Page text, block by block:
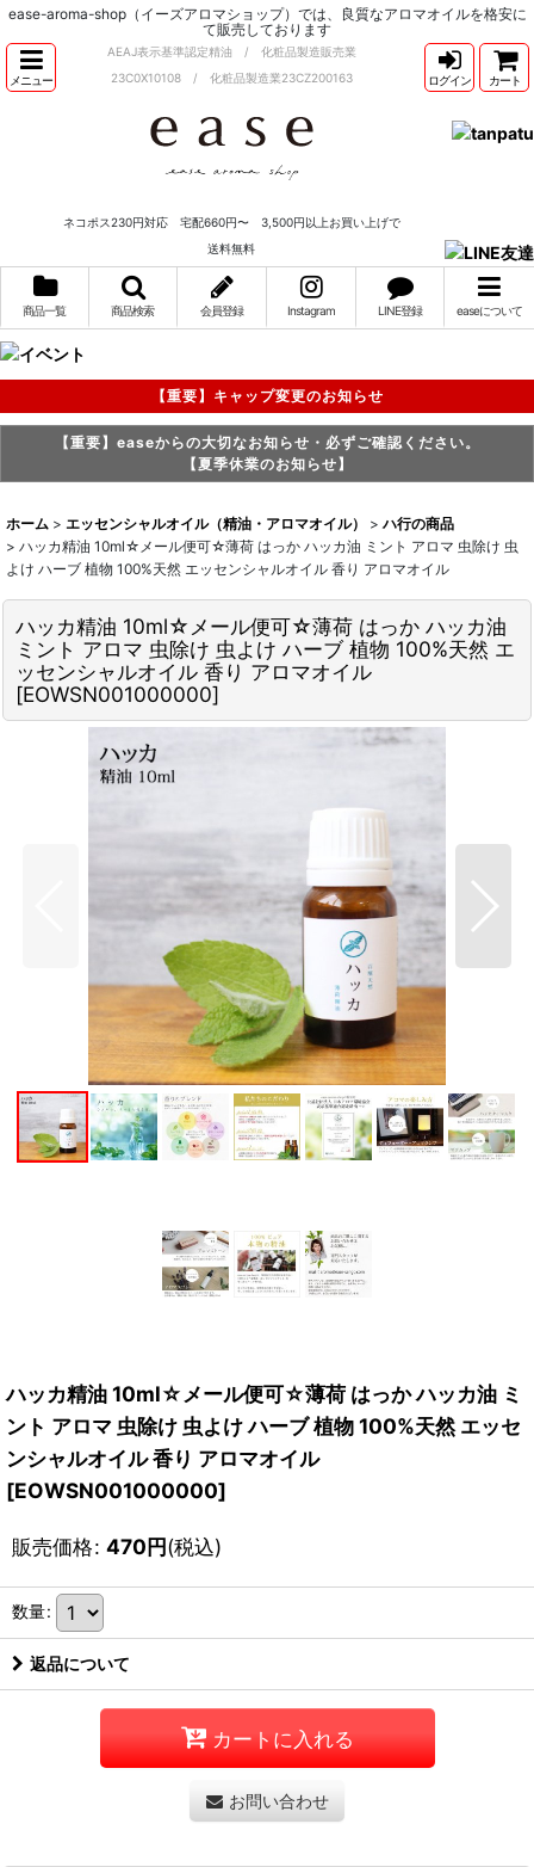
ease-aroma-shop（イーズアロマショップ）では、良質なアロマオイルを格安に
て販売しております
メニュー
AEAJ表示基準認定精油 / 化粧品製造販売業
23C0X10108 / 化粧品製造業23CZ200163
ネコポス230円対応 宅配660円〜 3,500円以上お買い上げで
送料無料
ログイン カート
商品一覧 商品検索 会員登録 Instagram LINE登録 easeについて
【重要】キャップ変更のお知らせ
【重要】easeからの大切なお知らせ・必ずご確認ください。
【夏季休業のお知らせ】
ホーム > エッセンシャルオイル（精油・アロマオイル） > ハ行の商品
> ハッカ精油 10ml☆メール便可☆薄荷 はっか ハッカ油 ミント アロマ 虫除け 虫
よけ ハーブ 植物 100%天然 エッセンシャルオイル 香り アロマオイル
ハッカ精油 10ml☆メール便可☆薄荷 はっか ハッカ油
ミント アロマ 虫除け 虫よけ ハーブ 植物 100%天然 エ
ッセンシャルオイル 香り アロマオイル
[EOWSN001000000]
ハッカ精油 10ml☆メール便可☆薄荷 はっか ハッカ油 ミ
ント アロマ 虫除け 虫よけ ハーブ 植物 100%天然 エッセ
ンシャルオイル 香り アロマオイル
[EOWSN001000000]
販売価格: 470円(税込)
数量:
返品について
カートに入れる
お問い合わせ